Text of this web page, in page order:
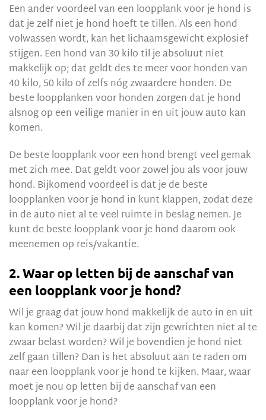
Een ander voordeel van een loopplank voor je hond is
dat je zelf niet je hond hoeft te tillen. Als een hond
volwassen wordt, kan het lichaamsgewicht explosief
stijgen. Een hond van 30 kilo til je absoluut niet
makkelijk op; dat geldt des te meer voor honden van
40 kilo, 50 kilo of zelfs nóg zwaardere honden. De
beste loopplanken voor honden zorgen dat je hond
alsnog op een veilige manier in en uit jouw auto kan
komen.
De beste loopplank voor een hond brengt veel gemak
met zich mee. Dat geldt voor zowel jou als voor jouw
hond. Bijkomend voordeel is dat je de beste
loopplanken voor je hond in kunt klappen, zodat deze
in de auto niet al te veel ruimte in beslag nemen. Je
kunt de beste loopplank voor je hond daarom ook
meenemen op reis/vakantie.
2. Waar op letten bij de aanschaf van
een loopplank voor je hond?
Wil je graag dat jouw hond makkelijk de auto in en uit
kan komen? Wil je daarbij dat zijn gewrichten niet al te
zwaar belast worden? Wil je bovendien je hond niet
zelf gaan tillen? Dan is het absoluut aan te raden om
naar een loopplank voor je hond te kijken. Maar, waar
moet je nou op letten bij de aanschaf van een
loopplank voor je hond?